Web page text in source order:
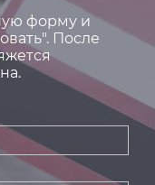
форму и
После